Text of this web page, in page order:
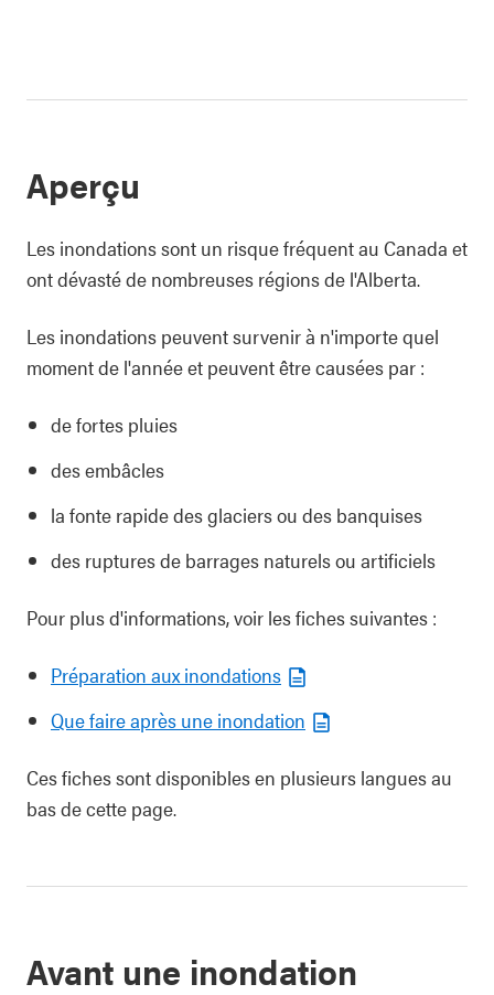
Aperçu
Les inondations sont un risque fréquent au Canada et
ont dévasté de nombreuses régions de l'Alberta.
Les inondations peuvent survenir à n'importe quel
moment de l'année et peuvent être causées par :
de fortes pluies
des embâcles
la fonte rapide des glaciers ou des banquises
des ruptures de barrages naturels ou artificiels
Pour plus d'informations, voir les fiches suivantes :
Préparation aux inondations
Que faire après une inondation
Ces fiches sont disponibles en plusieurs langues au
bas de cette page.
Avant une inondation